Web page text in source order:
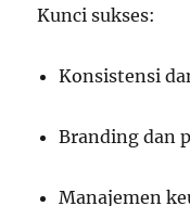
Kunci sukses:
Konsistensi
Branding dan
Manajemen